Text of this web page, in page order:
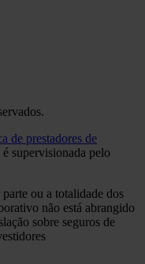
de prestadores de
é supervisionada pelo
ou a totalidade dos
não está abrangido
sobre seguros de